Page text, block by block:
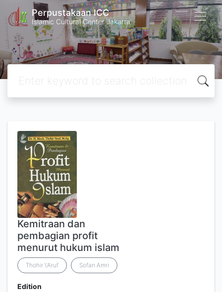
Perpustakaan ICC
Islamic Cultural Center Jakarta
Kemitraan dan
pembagian profit
menurut hukum islam
Thohir \'Aruf Sofan Amri
Edition